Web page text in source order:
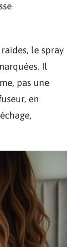
le spray
Il
pas une
en